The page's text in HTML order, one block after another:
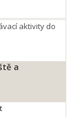
aktivity do
a